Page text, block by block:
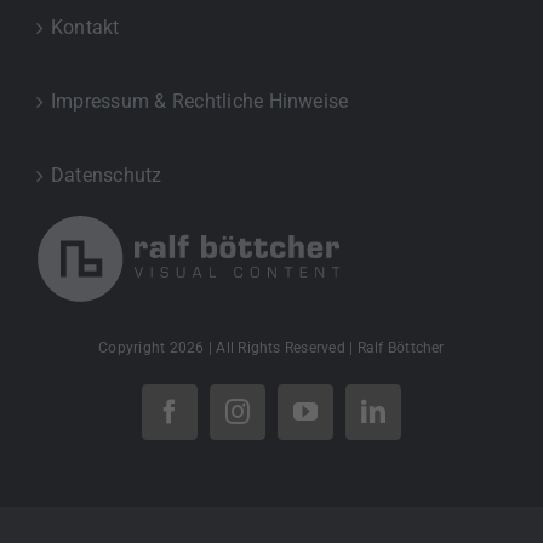
Kontakt
Impressum & Rechtliche Hinweise
Datenschutz
Copyright 2026 | All Rights Reserved | Ralf Böttcher
FacebookInstagramYouTubeLinkedIn